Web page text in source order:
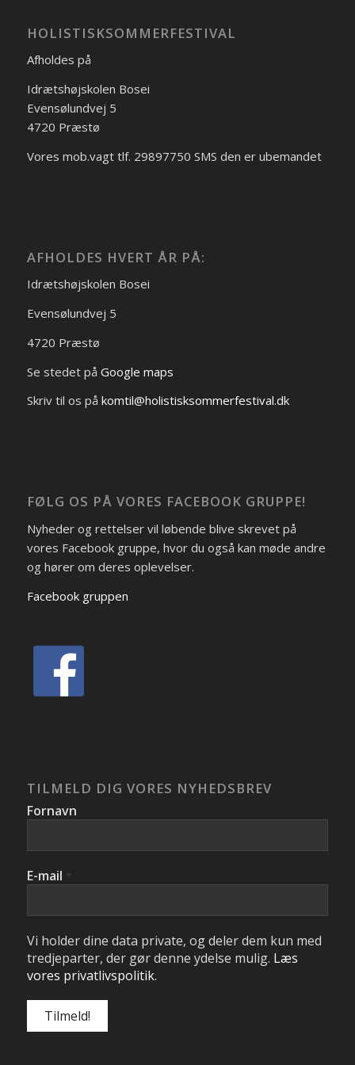
HOLISTISKSOMMERFESTIVAL
Afholdes på
Idrætshøjskolen Bosei
Evensølundvej 5
4720 Præstø
Vores mob.vagt tlf. 29897750 SMS den er ubemandet
AFHOLDES HVERT ÅR PÅ:
Idrætshøjskolen Bosei
Evensølundvej 5
4720 Præstø
Se stedet på Google maps
Skriv til os på komtil@holistisksommerfestival.dk
FØLG OS PÅ VORES FACEBOOK GRUPPE!
Nyheder og rettelser vil løbende blive skrevet på
vores Facebook gruppe, hvor du også kan møde andre
og hører om deres oplevelser.
Facebook gruppen
TILMELD DIG VORES NYHEDSBREV
Fornavn
E-mail *
Vi holder dine data private, og deler dem kun med
tredjeparter, der gør denne ydelse mulig. Læs
vores privatlivspolitik.